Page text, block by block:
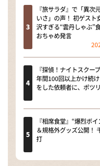
『旅サラダ』で「異次
いさ」の声！ 初ゲスト
沢すぎる“雲丹しゃぶ”
おちゃめ発言
『探偵！ナイトスクー
年間100回以上かけ続
をした依頼者に、ポツ
『相席食堂』“爆烈ボ
＆規格外グッズ公開！
打